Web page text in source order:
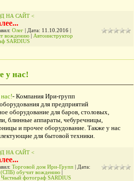
НА САЙТ <
Олег| Дата: 11.10.2016|
вождению| Автоинструктор
SARDIUS
у нас!
- Компания Ири-групп
для предприятий
оборудование для баров, столовых,
блинные аппараты, чебуречницы,
и прочее оборудование. Также у нас
для бытовой техники.
НА САЙТ <
Торговой дом Ири-Групп| Дата:
(СПБ) обучит вождению|
Частный фотограф SARDIUS